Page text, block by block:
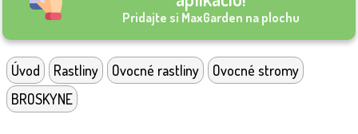
Pridajte si MaxGarden na plochu
Úvod Rastliny Ovocné rastliny
Ovocné stromy
BROSKYNE